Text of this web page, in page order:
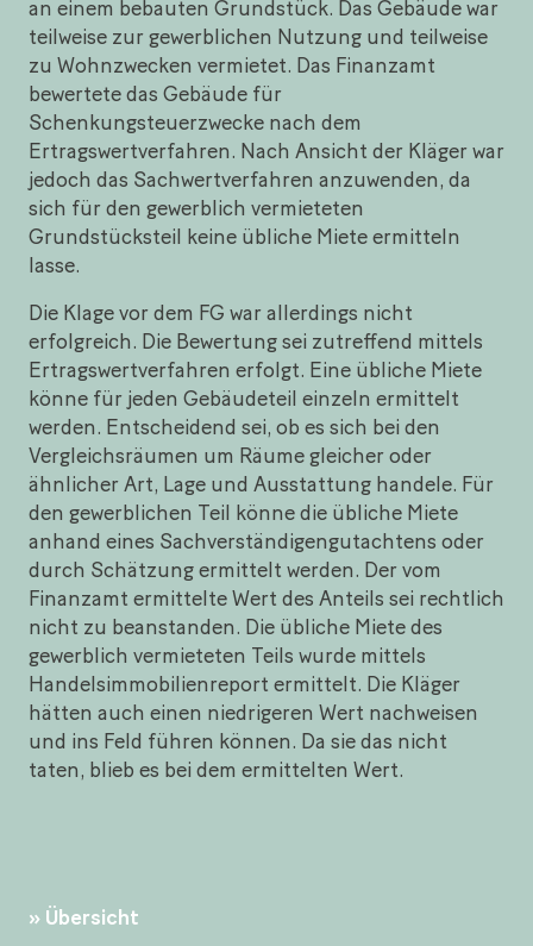
an einem bebauten Grundstück. Das Gebäude war
teilweise zur gewerblichen Nutzung und teilweise
zu Wohnzwecken vermietet. Das Finanzamt
bewertete das Gebäude für
Schenkungsteuerzwecke nach dem
Ertragswertverfahren. Nach Ansicht der Kläger war
jedoch das Sachwertverfahren anzuwenden, da
sich für den gewerblich vermieteten
Grundstücksteil keine übliche Miete ermitteln
lasse.
Die Klage vor dem FG war allerdings nicht
erfolgreich. Die Bewertung sei zutreffend mittels
Ertragswertverfahren erfolgt. Eine übliche Miete
könne für jeden Gebäudeteil einzeln ermittelt
werden. Entscheidend sei, ob es sich bei den
Vergleichsräumen um Räume gleicher oder
ähnlicher Art, Lage und Ausstattung handele. Für
den gewerblichen Teil könne die übliche Miete
anhand eines Sachverständigengutachtens oder
durch Schätzung ermittelt werden. Der vom
Finanzamt ermittelte Wert des Anteils sei rechtlich
nicht zu beanstanden. Die übliche Miete des
gewerblich vermieteten Teils wurde mittels
Handelsimmobilienreport ermittelt. Die Kläger
hätten auch einen niedrigeren Wert nachweisen
und ins Feld führen können. Da sie das nicht
taten, blieb es bei dem ermittelten Wert.
Übersicht